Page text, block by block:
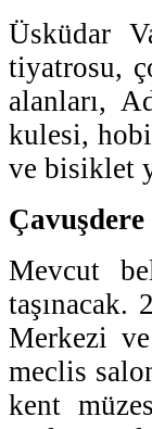
Üsküdar
tiyatrosu,
alanları,
kulesi,
ve bisiklet
Mevcut
taşınacak.
Merkezi
meclis
kent